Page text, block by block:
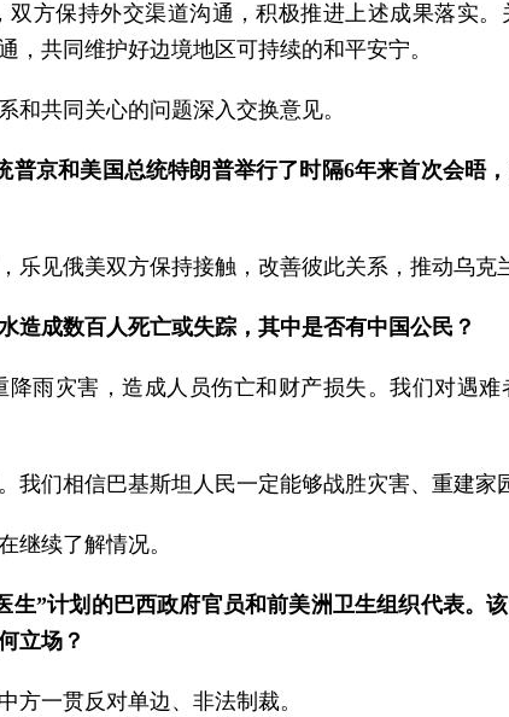
方保持外交渠道沟通，积极推进上述成果落实
共同维护好边境地区可持续的和平安宁。
和共同关心的问题深入交换意见。
京和美国总统特朗普举行了时隔6年来首次会晤
见俄美双方保持接触，改善彼此关系，推动乌克
造成数百人死亡或失踪，其中是否有中国公民？
雨灾害，造成人员伤亡和财产损失。我们对遇
们相信巴基斯坦人民一定能够战胜灾害、重建家
继续了解情况。
”计划的巴西政府官员和前美洲卫生组织代表。
立场？
方一贯反对单边、非法制裁。